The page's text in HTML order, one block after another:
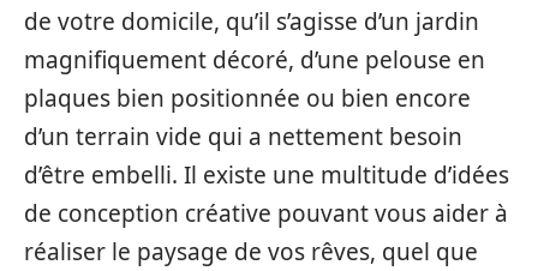
de votre domicile, qu’il s’agisse d’un jardin
magnifiquement décoré, d’une pelouse en
plaques bien positionnée ou bien encore
d’un terrain vide qui a nettement besoin
d’être embelli. Il existe une multitude d’idées
de conception créative pouvant vous aider à
réaliser le paysage de vos rêves, quel que